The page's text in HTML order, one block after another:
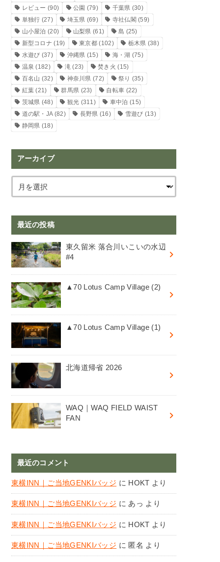
レビュー (90) 公園 (79) 千葉県 (30)
単独行 (27) 埼玉県 (69) 寺社仏閣 (59)
山小屋泊 (20) 山梨県 (61) 島 (25)
新型コロナ (19) 東京都 (102) 栃木県 (38)
水遊び (37) 沖縄県 (15) 海・湖 (75)
温泉 (182) 滝 (23) 焚き火 (15)
百名山 (32) 神奈川県 (72) 祭り (35)
紅葉 (21) 群馬県 (23) 自転車 (22)
茨城県 (48) 観光 (311) 車中泊 (15)
道の駅・JA(82) 長野県 (16) 雪遊び (13)
静岡県 (18)
アーカイブ
最近の投稿
東久留米 落合川いこいの水辺
#4
▲70 Lotus Camp Village (2)
▲70 Lotus Camp Village (1)
北海道帰省 2026
WAQ｜WAQ FIELD WAIST
FAN
最近のコメント
東横INN｜ご当地GENKIバッジ に HOKT より
東横INN｜ご当地GENKIバッジ に あっ より
東横INN｜ご当地GENKIバッジ に HOKT より
東横INN｜ご当地GENKIバッジ に 匿名 より